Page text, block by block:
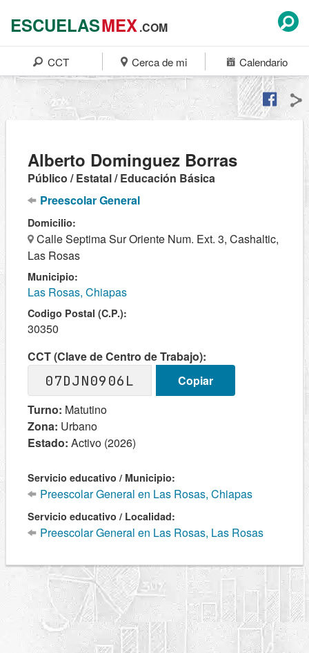
ESCUELASMEX.COM
CCT Cerca de mi Calendario
Alberto Dominguez Borras
Público / Estatal / Educación Básica
Preescolar General
Domicilio:
Calle Septima Sur Oriente Num. Ext. 3, Cashaltic,
Las Rosas
Municipio:
Las Rosas, Chiapas
Codigo Postal (C.P.):
30350
CCT (Clave de Centro de Trabajo):
07DJN0906L
Copiar
Turno: Matutino
Zona: Urbano
Estado: Activo (2026)
Servicio educativo / Municipio:
Preescolar General en Las Rosas, Chiapas
Servicio educativo / Localidad:
Preescolar General en Las Rosas, Las Rosas